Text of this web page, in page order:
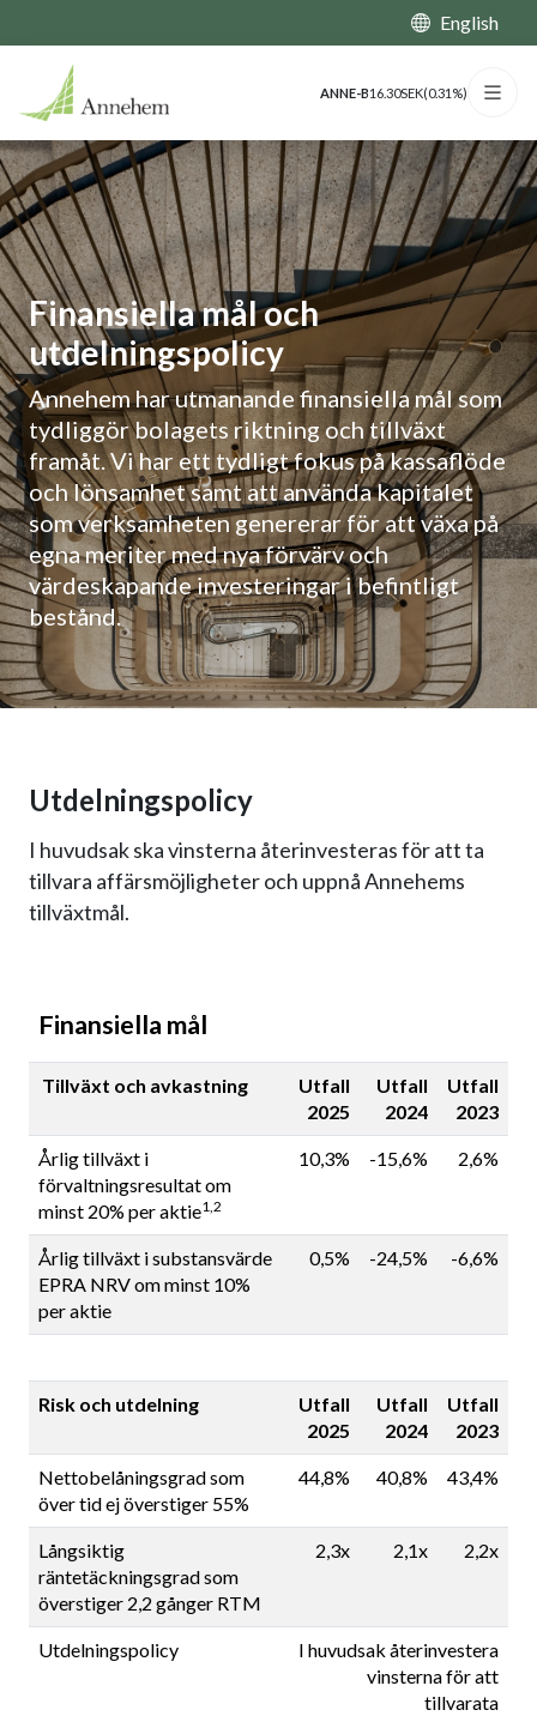
English
ANNE-B16.30SEK(0.31%)
Finansiella mål och
utdelningspolicy
Annehem har utmanande finansiella mål som
tydliggör bolagets riktning och tillväxt
framåt. Vi har ett tydligt fokus på kassaflöde
och lönsamhet samt att använda kapitalet
som verksamheten genererar för att växa på
egna meriter med nya förvärv och
värdeskapande investeringar i befintligt
bestånd.
Utdelningspolicy
I huvudsak ska vinsterna återinvesteras för att ta
tillvara affärsmöjligheter och uppnå Annehems
tillväxtmål.
Finansiella mål
Tillväxt och avkastning
Utfall
2025
Utfall
2024
Utfall
2023
Årlig tillväxt i
förvaltningsresultat om
minst 20% per aktie1,2
10,3% -15,6% 2,6%
Årlig tillväxt i substansvärde
EPRA NRV om minst 10%
per aktie
0,5% -24,5% -6,6%
Risk och utdelning
Utfall
2025
Utfall
2024
Utfall
2023
Nettobelåningsgrad som
över tid ej överstiger 55%
44,8% 40,8% 43,4%
Långsiktig
räntetäckningsgrad som
överstiger 2,2 gånger RTM
2,3x 2,1x 2,2x
Utdelningspolicy
I huvudsak återinvestera
vinsterna för att
tillvarata